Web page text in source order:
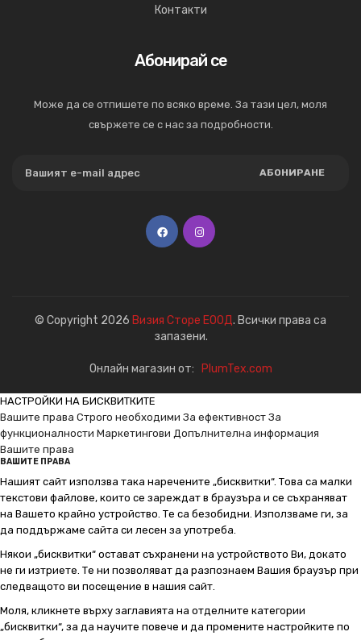
Контакти
Абонирай се
Може да се отпишете по всяко време. За тази цел, моля
свържете се с нас за подробности.
АБОНИРАНЕ
© Copyright 2026 Визия Сторе ЕООД. Всички права са
запазени.
Онлайн магазин от: PlumTex.com
НАСТРОЙКИ НА БИСКВИТКИТЕ
Вашите права Строго необходими За ефективност За
функционалности Маркетингови Допълнителна информация
Вашите права
ВАШИТЕ ПРАВА
Нашият сайт използва така наречените „бисквитки“. Това са малки
текстови файлове, които се зареждат в браузъра и се съхраняват
на Вашето крайно устройство. Те са безобидни. Използваме ги, за
да поддържаме сайта си лесен за употреба.
Някои „бисквитки“ остават съхранени на устройството Ви, докато
не ги изтриете. Те ни позволяват да разпознаем Вашия браузър при
следващото ви посещение в нашия сайт.
Моля, кликнете върху заглавията на отделните категории
„бисквитки“, за да научите повече и да промените настройките по